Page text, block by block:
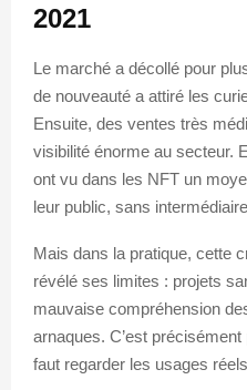
2021
Le marché a décollé pour
de nouveauté a attiré les
Ensuite, des ventes très
visibilité énorme au secteur.
ont vu dans les NFT un
leur public, sans
Mais dans la pratique, cette
révélé ses limites : projets
mauvaise compréhension
arnaques. C’est
faut regarder les usages